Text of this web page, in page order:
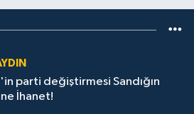
parti değiştirmesi Sandığın
İhanet!